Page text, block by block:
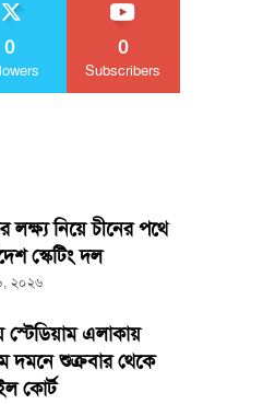
0 0
Subscribers
লক্ষ্য নিয়ে চীনের পথে
স্কেটিং দল
২০২৬
স্টেডিয়াম এলাকায়
দমনে শুক্রবার থেকে
কোর্ট